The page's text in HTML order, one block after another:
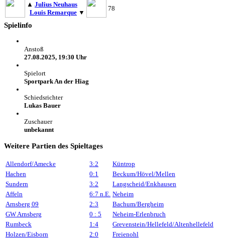
▲ Julius Neuhaus
Louis Remarque ▼
78
Spielinfo
Anstoß
27.08.2025, 19:30 Uhr
Spielort
Sportpark An der Hiag
Schiedsrichter
Lukas Bauer
Zuschauer
unbekannt
Weitere Partien des Spieltages
Allendorf/Amecke 3:2
Küntrop
Hachen
0:1
Beckum/Hövel/Mellen
Sundern
3:2
Langscheid/Enkhausen
Affeln
6:7 n.E. Neheim
Arnsberg 09
2:3
Bachum/Bergheim
GW Arnsberg
0 : 5
Neheim-Erlenbruch
Rumbeck
1:4
Grevenstein/Hellefeld/Altenhellefeld
Holzen/Eisborn
2:0
Freienohl